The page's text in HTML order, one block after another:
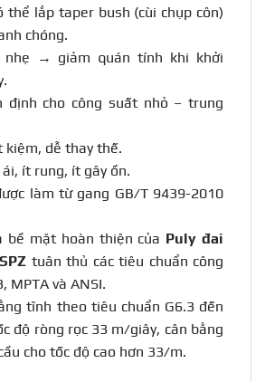
thể lắp taper bush (cùi chụp côn)
chóng.
nhẹ → giảm quán tính khi khởi
định cho công suất nhỏ – trung
kiệm, dễ thay thế.
ít rung, ít gây ồn.
làm từ gang GB/T 9439-2010
bề mặt hoàn thiện của Puly đai
tuân thủ các tiêu chuẩn công
MPTA và ANSI.
tĩnh theo tiêu chuẩn G6.3 đến
độ ròng rọc 33 m/giây, cân bằng
cho tốc độ cao hơn 33/m.